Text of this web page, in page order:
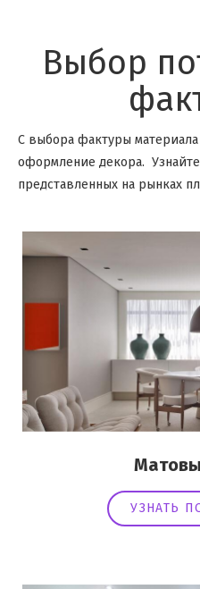
Выбор
С выбора фактуры материала
оформление декора.
представленных на рынках
УЗНАТЬ